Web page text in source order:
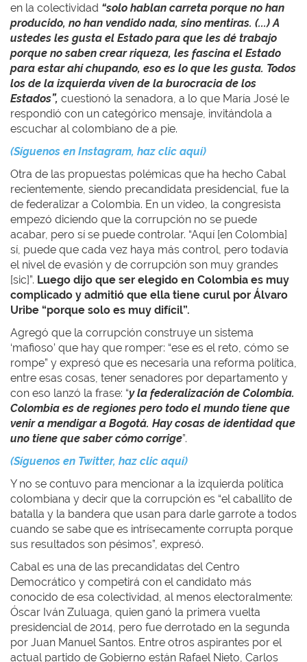
en la colectividad “solo hablan carreta porque no han
producido, no han vendido nada, sino mentiras. (...) A
ustedes les gusta el Estado para que les dé trabajo
porque no saben crear riqueza, les fascina el Estado
para estar ahí chupando, eso es lo que les gusta. Todos
los de la izquierda viven de la burocracia de los
Estados”, cuestionó la senadora, a lo que María José le
respondió con un categórico mensaje, invitándola a
escuchar al colombiano de a pie.
(Síguenos en Instagram, haz clic aquí)
Otra de las propuestas polémicas que ha hecho Cabal
recientemente, siendo precandidata presidencial, fue la
de federalizar a Colombia. En un video, la congresista
empezó diciendo que la corrupción no se puede
acabar, pero sí se puede controlar. “Aquí [en Colombia]
sí, puede que cada vez haya más control, pero todavía
el nivel de evasión y de corrupción son muy grandes
[sic]”. Luego dijo que ser elegido en Colombia es muy
complicado y admitió que ella tiene curul por Álvaro
Uribe “porque solo es muy difícil”.
Agregó que la corrupción construye un sistema
‘mafioso’ que hay que romper: “ese es el reto, cómo se
rompe” y expresó que es necesaria una reforma política,
entre esas cosas, tener senadores por departamento y
con eso lanzó la frase: “y la federalización de Colombia.
Colombia es de regiones pero todo el mundo tiene que
venir a mendigar a Bogotá. Hay cosas de identidad que
uno tiene que saber cómo corrige”.
(Síguenos en Twitter, haz clic aquí)
Y no se contuvo para mencionar a la izquierda política
colombiana y decir que la corrupción es “el caballito de
batalla y la bandera que usan para darle garrote a todos
cuando se sabe que es intrísecamente corrupta porque
sus resultados son pésimos”, expresó.
Cabal es una de las precandidatas del Centro
Democrático y competirá con el candidato más
conocido de esa colectividad, al menos electoralmente:
Óscar Iván Zuluaga, quien ganó la primera vuelta
presidencial de 2014, pero fue derrotado en la segunda
por Juan Manuel Santos. Entre otros aspirantes por el
actual partido de Gobierno están Rafael Nieto, Carlos